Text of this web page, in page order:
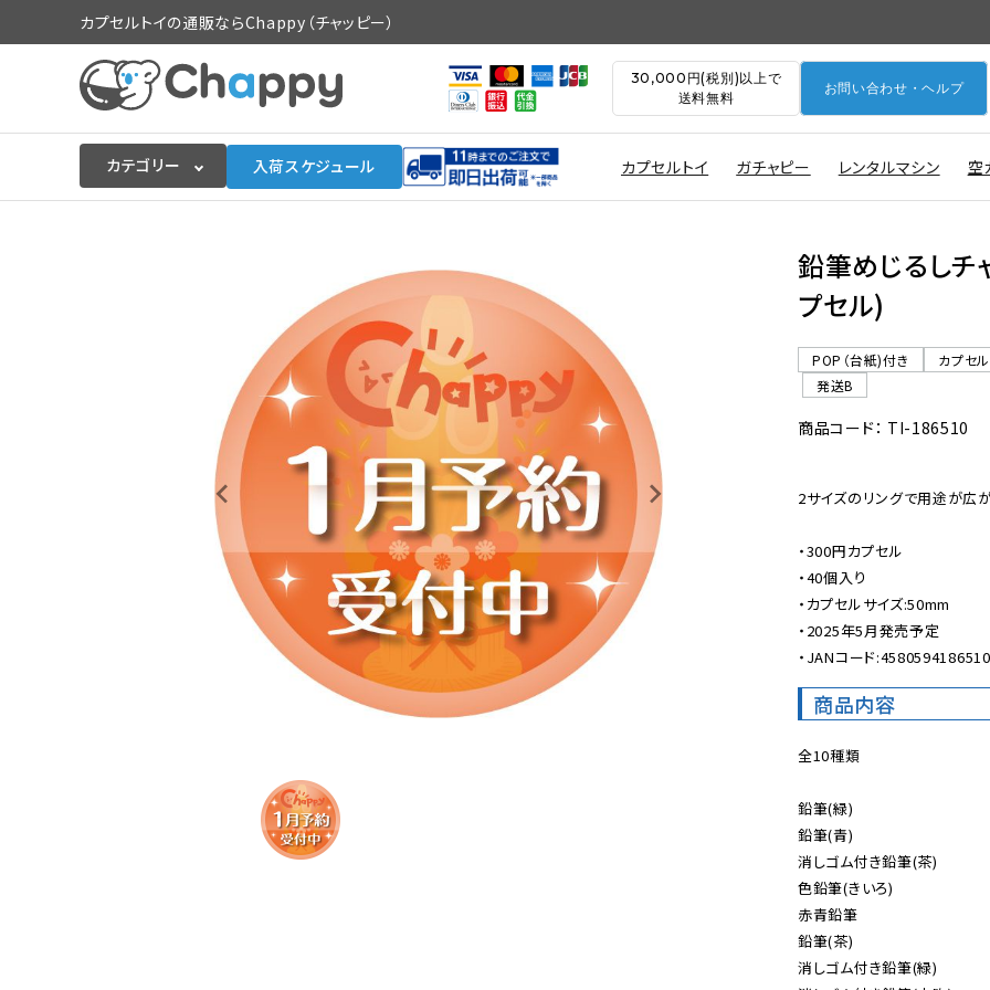
カプセルトイの通販ならChappy（チャッピー）
30,000円(税別)以上で
送料無料
お問い合わせ・ヘルプ
カテゴリー 入荷スケジュール カプセルトイ ガチャピー レンタルマシン 空
鉛筆めじるし
プセル)
POP（台紙)付き
カプセ
発送B
商品コード： TI-186510
2サイズのリングで用途が広
・300円カプセル
・40個入り
・カプセルサイズ:50mm
・2025年5月発売予定
・JANコード:4580594186510
商品内容
全10種類
鉛筆(緑)
鉛筆(青)
消しゴム付き鉛筆(茶)
色鉛筆(きいろ)
赤青鉛筆
鉛筆(茶)
消しゴム付き鉛筆(緑)